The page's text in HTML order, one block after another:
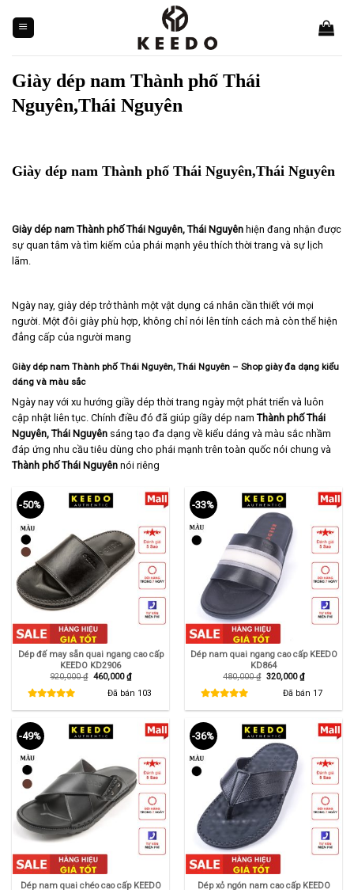
content
Giày dép nam Thành phố Thái
Nguyên,Thái Nguyên
Giày dép nam Thành phố Thái Nguyên,Thái Nguyên
Giày dép nam Thành phố Thái Nguyên, Thái Nguyên hiện đang nhận được
sự quan tâm và tìm kiếm của phái mạnh yêu thích thời trang và sự lịch
lãm.
Ngày nay, giày dép trở thành một vật dụng cá nhân cần thiết với mọi
người. Một đôi giày phù hợp, không chỉ nói lên tính cách mà còn thể hiện
đẳng cấp của người mang
Giày dép nam Thành phố Thái Nguyên, Thái Nguyên – Shop giày đa dạng kiểu
dáng và màu sắc
Ngày nay với xu hướng giầy dép thời trang ngày một phát triển và luôn
cập nhật liên tục. Chính điều đó đã giúp giầy dép nam Thành phố Thái
Nguyên, Thái Nguyên sáng tạo đa dạng về kiểu dáng và màu sắc nhầm
đáp ứng nhu cầu tiêu dùng cho phái mạnh trên toàn quốc nói chung và
Thành phố Thái Nguyên nói riêng
-50%
Dép đế may sẵn quai ngang cao cấp
KEEDO KD2906
920,000₫ Giá
460,000₫Giá
hiện
tại
Đã bán 103
-33%
Dép nam quai ngang cao cấp KEEDO
KD864
480,000₫ Giá
320,000₫Giá
hiện
tại
Đã bán 17
-49%
Dép nam quai chéo cao cấp KEEDO
-36%
Dép xỏ ngón nam cao cấp KEEDO